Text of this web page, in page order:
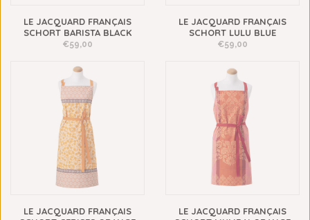
LE JACQUARD FRANÇAIS
SCHORT BARISTA BLACK
€59,00
LE JACQUARD FRANÇAIS
SCHORT LULU BLUE
€59,00
LE JACQUARD FRANÇAIS
LE JACQUARD FRANÇAIS